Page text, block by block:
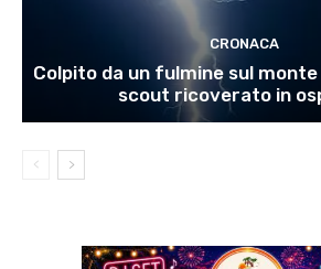
CRONACA
Colpito da un fulmine sul
scout ricoverato in